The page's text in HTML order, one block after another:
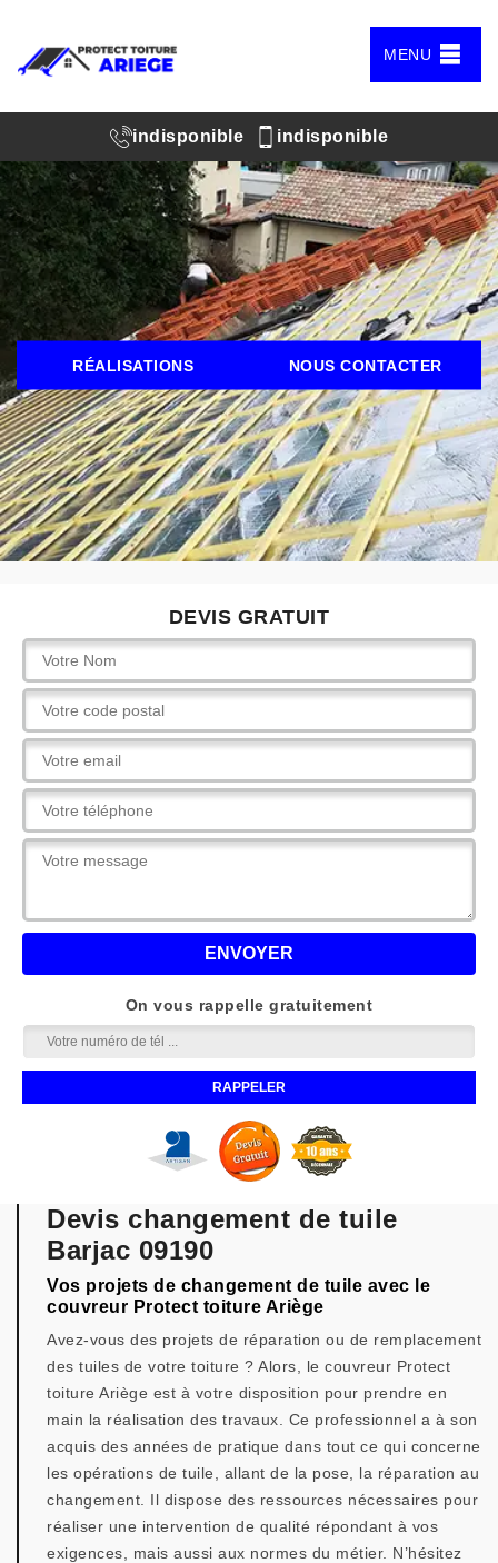
MENU
indisponible indisponible
RÉALISATIONS NOUS CONTACTER
DEVIS GRATUIT
On vous rappelle gratuitement
Devis changement de tuile
Barjac 09190
Vos projets de changement de tuile avec le
couvreur Protect toiture Ariège
Avez-vous des projets de réparation ou de remplacement
des tuiles de votre toiture ? Alors, le couvreur Protect
toiture Ariège est à votre disposition pour prendre en
main la réalisation des travaux. Ce professionnel a à son
acquis des années de pratique dans tout ce qui concerne
les opérations de tuile, allant de la pose, la réparation au
changement. Il dispose des ressources nécessaires pour
réaliser une intervention de qualité répondant à vos
exigences, mais aussi aux normes du métier. N’hésitez